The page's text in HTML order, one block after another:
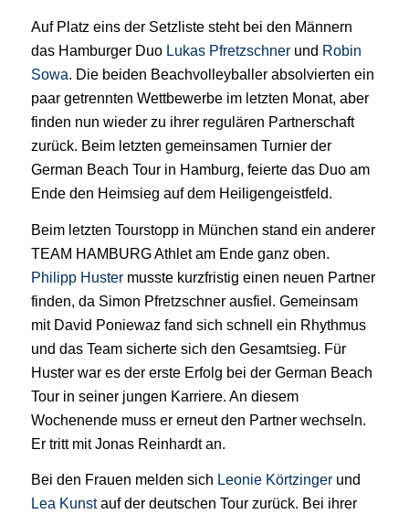
Auf Platz eins der Setzliste steht bei den Männern
das Hamburger Duo Lukas Pfretzschnerund Robin
Sowa. Die beiden Beachvolleyballer absolvierten ein
paar getrennten Wettbewerbe im letzten Monat, aber
finden nun wieder zu ihrer regulären Partnerschaft
zurück. Beim letzten gemeinsamen Turnier der
German Beach Tour in Hamburg, feierte das Duo am
Ende den Heimsieg auf dem Heiligengeistfeld.
Beim letzten Tourstopp in München stand ein anderer
TEAM HAMBURG Athlet am Ende ganz oben.
Philipp Hustermusste kurzfristig einen neuen Partner
finden, da Simon Pfretzschner ausfiel. Gemeinsam
mit David Poniewaz fand sich schnell ein Rhythmus
und das Team sicherte sich den Gesamtsieg. Für
Huster war es der erste Erfolg bei der German Beach
Tour in seiner jungen Karriere. An diesem
Wochenende muss er erneut den Partner wechseln.
Er tritt mit Jonas Reinhardt an.
Bei den Frauen melden sich Leonie Körtzingerund
Lea Kunstauf der deutschen Tour zurück. Bei ihrer